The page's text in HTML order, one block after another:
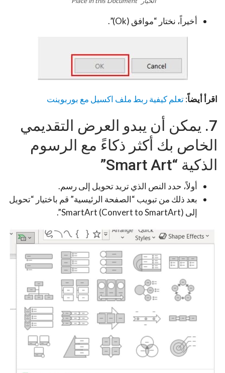
أخيراً، نختار “موافق (Ok)”.
اقرأ أيضاً:تعلم كيفية ربط ملف اكسيل مع بوربوينت
7. يمكن أن يبدو العرض التقديمي
الخاص بك أكثر ذكاءً مع الرسوم
الذكية “Smart Art”
أولاً، حدد النص الذي تريد تحويل إلى رسم.
بعد ذلك من تبويب “الصفحة الرئيسية” قم باختيار “تحويل
إلى SmartArt (Convert to SmartArt)”.